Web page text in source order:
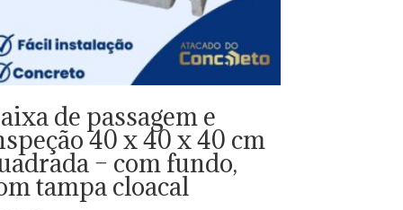
de passagem e
40 x 40 x 40 cm
– com fundo,
tampa cloacal